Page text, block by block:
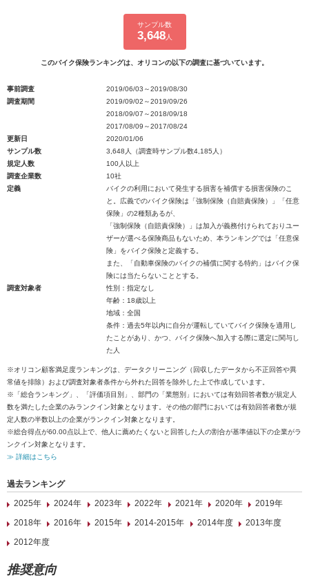
サンプル数
3,648人
このバイク保険ランキングは、オリコンの以下の調査に基づいています。
事前調査
2019/06/03～2019/08/30
調査期間
2019/09/02～2019/09/26
2018/09/07～2018/09/18
2017/08/09～2017/08/24
更新日
2020/01/06
サンプル数
3,648人（調査時サンプル数4,185人）
規定人数
100人以上
調査企業数
10社
定義
バイクの利用において発生する損害を補償する損害保険のこ
と。広義でのバイク保険は「強制保険（自賠責保険）」「任意
保険」の2種類あるが、
「強制保険（自賠責保険）」は加入が義務付けられておりユー
ザーが選べる保険商品もないため、本ランキングでは「任意保
険」をバイク保険と定義する。
また、「自動車保険のバイクの補償に関する特約」はバイク保
険には当たらないこととする。
調査対象者
性別：指定なし
年齢：18歳以上
地域：全国
条件：過去5年以内に自分が運転していてバイク保険を適用し
たことがあり、かつ、バイク保険へ加入する際に選定に関与し
た人
※オリコン顧客満足度ランキングは、データクリーニング（回収したデータから不正回答や異
常値を排除）および調査対象者条件から外れた回答を除外した上で作成しています。
※「総合ランキング」、「評価項目別」、部門の「業態別」においては有効回答者数が規定人
数を満たした企業のみランクイン対象となります。その他の部門においては有効回答者数が規
定人数の半数以上の企業がランクイン対象となります。
※総合得点が60.00点以上で、他人に薦めたくないと回答した人の割合が基準値以下の企業がラ
ンクイン対象となります。
≫ 詳細はこちら
過去ランキング
2025年
2024年 2023年 2022年 2021年 2020年
2019年
2018年
2016年 2015年 2014-2015年 2014年度
2013年度
2012年度
推奨意向